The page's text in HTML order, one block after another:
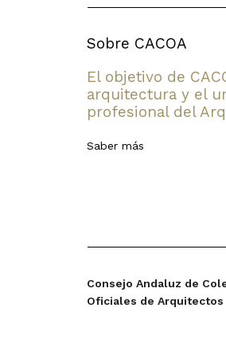
documentación y
Tramitación de
procedimientos
actividades de servicios
Consulta de Verificación
Asociaciones sectoriales
organizaciones de
Sobre CACOA
El objetivo de
arquitectura y el
profesional del
Saber más
Consejo Andaluz de
Oficiales de Arquitectos